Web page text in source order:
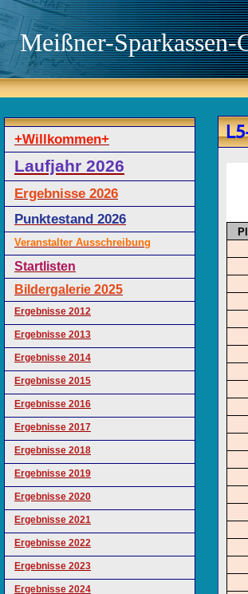
Meißner-Sparkassen-
+Willkommen+
Laufjahr 2026
Ergebnisse 2026
Punktestand 2026
Veranstalter Ausschreibung
Startlisten
Bildergalerie 2025
Ergebnisse 2012
Ergebnisse 2013
Ergebnisse 2014
Ergebnisse 2015
Ergebnisse 2016
Ergebnisse 2017
Ergebnisse 2018
Ergebnisse 2019
Ergebnisse 2020
Ergebnisse 2021
Ergebnisse 2022
Ergebnisse 2023
Ergebnisse 2024